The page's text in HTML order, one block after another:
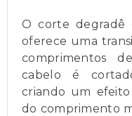
O corte degradê
oferece uma
comprimentos
cabelo é
criando um
do comprimento